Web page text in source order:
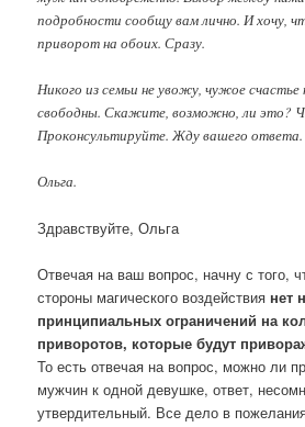
подробности сообщу вам лично. И хочу,
приворот на обоих. Сразу.
Никого из семьи не увожу, чужое счастье
свободны. Скажите, возможно, ли это?
Проконсультируйте. Жду вашего ответа.
Ольга.
Здравствуйте, Ольга
Отвечая на ваш вопрос, начну с того,
стороны магического воздействия нет
принципиальных ограничений на
приворотов, которые будут
То есть отвечая на вопрос, можно ли
мужчин к одной девушке, ответ,
утвердительный. Все дело в